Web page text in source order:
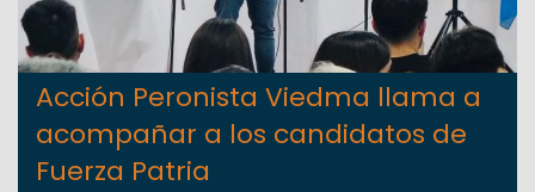
Acción Peronista Viedma llama a
acompañar a los candidatos de
Fuerza Patria